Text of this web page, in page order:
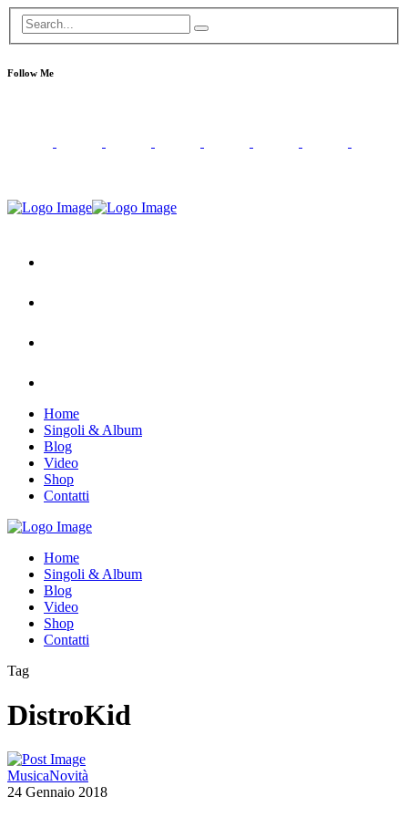
Follow Me
Home
Singoli & Album
Blog
Video
Shop
Contatti
Home
Singoli & Album
Blog
Video
Shop
Contatti
Tag
DistroKid
MusicaNovità
24 Gennaio 2018